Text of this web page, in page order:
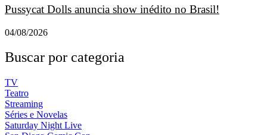
Pussycat Dolls anuncia show inédito no Brasil!
04/08/2026
Buscar por categoria
TV
Teatro
Streaming
Séries e Novelas
Saturday Night Live